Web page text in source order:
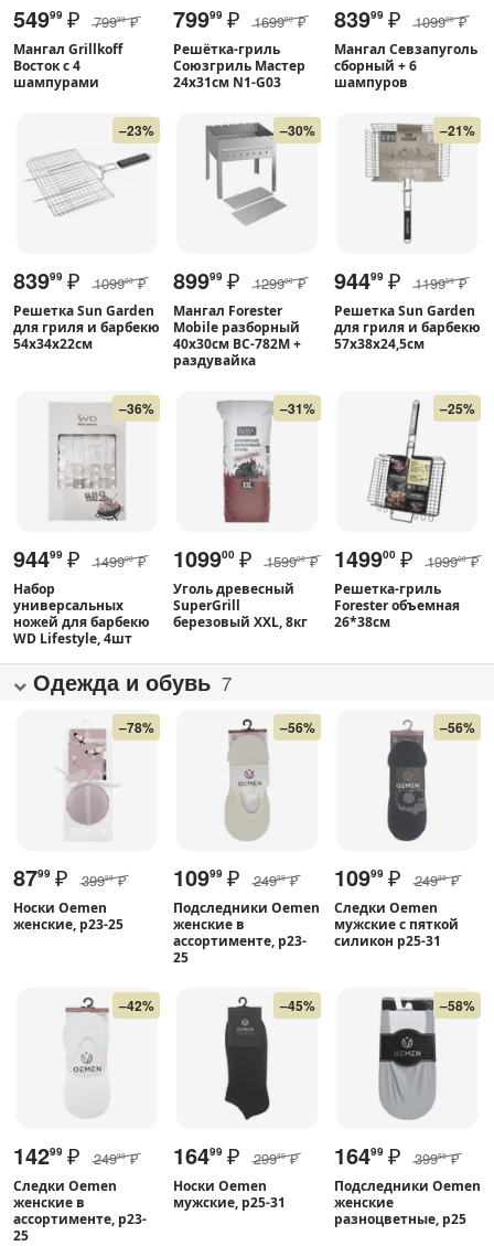
54999 ₽ 79999 ₽
Мангал Grillkoff
Восток с 4
шампурами
79999 ₽ 169900 ₽
Решётка-гриль
Союзгриль Мастер
24x31см N1-G03
83999 ₽ 109900 ₽
Мангал Севзапуголь
сборный + 6
шампуров
–23%
83999 ₽ 109900 ₽
Решетка Sun Garden
для гриля и барбекю
54х34х22см
–30%
89999 ₽ 129900 ₽
Мангал Forester
Mobile разборный
40x30см BC-782M +
раздувайка
–21%
94499 ₽ 119999 ₽
Решетка Sun Garden
для гриля и барбекю
57х38х24,5см
–36%
94499 ₽ 149900 ₽
Набор
универсальных
ножей для барбекю
WD Lifestyle, 4шт
–31%
109900 ₽ 159900 ₽
Уголь древесный
SuperGrill
березовый XXL, 8кг
–25%
149900 ₽ 199900 ₽
Решетка-гриль
Forester объемная
26*38см
Одежда и обувь 7
–78%
8799 ₽ 39999 ₽
Носки Oemen
женские, р23-25
–56%
10999 ₽ 24999 ₽
Подследники Oemen
женские в
ассортименте, р23-
25
–56%
10999 ₽ 24999 ₽
Следки Oemen
мужские с пяткой
силикон р25-31
–42%
14299 ₽ 24999 ₽
Следки Oemen
женские в
ассортименте, р23-
25
–45%
16499 ₽ 29999 ₽
Носки Oemen
мужские, р25-31
–58%
16499 ₽ 39999 ₽
Подследники Oemen
женские
разноцветные, р25